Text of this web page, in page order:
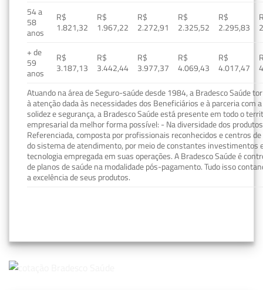
54 a
58
anos
R$
1.821,32
R$
1.967,22
R$
2.272,91
R$
2.325,52
R$
2.295,83
+ de
59
anos
R$
3.187,13
R$
3.442,44
R$
3.977,37
R$
4.069,43
R$
4.017,47
Atuando na área de Seguro-saúde desde 1984, a Bradesco Saúde
à atenção dada às necessidades dos Beneficiários e à parceria com
solidez e segurança, a Bradesco Saúde está presente em todo o
empresarial da melhor forma possível: - Na diversidade dos
Referenciada, composta por profissionais reconhecidos e centros
do sistema de atendimento, por meio de constantes investimentos
tecnologia empregada em suas operações. A Bradesco Saúde é
de planos de saúde na modalidade pós-pagamento. Tudo isso
a excelência de seus produtos.